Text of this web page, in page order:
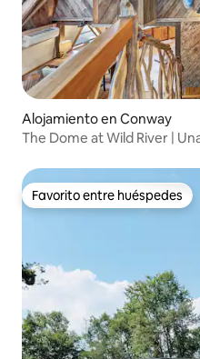
Alojamiento en Conway
The Dome at Wild River |
Favorito entre huéspedes
Favorito entre huéspedes